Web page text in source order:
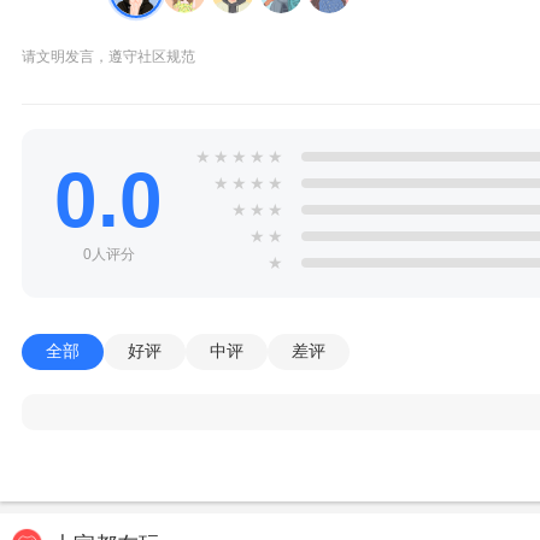
请文明发言，遵守社区规范
0.0
0人评分
★ ★ ★ ★ ★
★ ★ ★ ★
★ ★ ★
★ ★
★
全部 好评 中评 差评